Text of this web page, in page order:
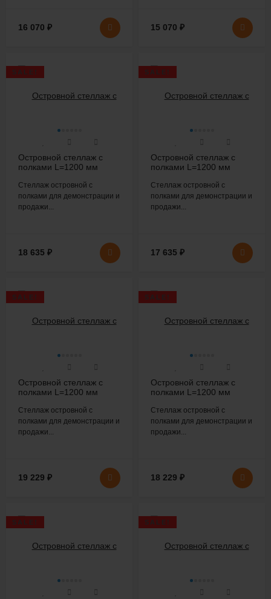
16 070 ₽ 15 070 ₽
SALE!
Островной стеллаж с
полками L=1200 мм
Стеллаж островной с
полками для демонстрации и
продажи...
18 635 ₽
SALE!
Островной стеллаж с
полками L=1200 мм
Стеллаж островной с
полками для демонстрации и
продажи...
17 635 ₽
SALE!
Островной стеллаж с
полками L=1200 мм
Стеллаж островной с
полками для демонстрации и
продажи...
19 229 ₽
SALE!
Островной стеллаж с
полками L=1200 мм
Стеллаж островной с
полками для демонстрации и
продажи...
18 229 ₽
SALE! SALE!